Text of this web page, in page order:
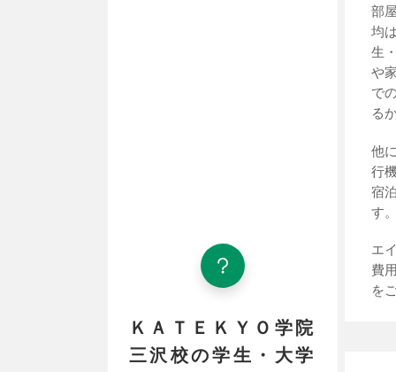
ＫＡＴＥＫＹＯ学院
三沢校の学生・大学
部
均
生
や
で
る
他
行
宿
す
エ
費
を